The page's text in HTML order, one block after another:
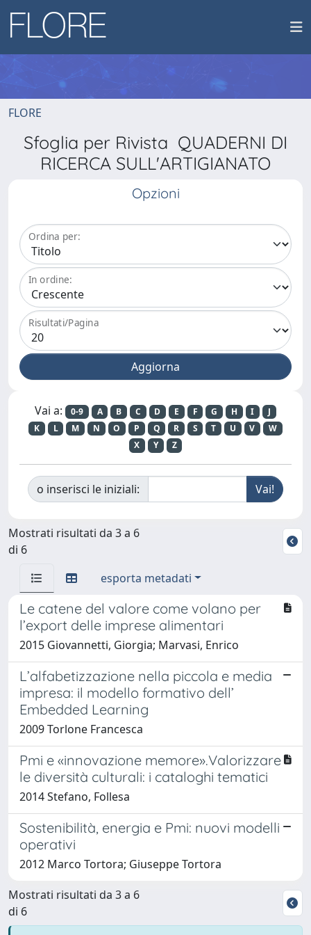
FLORE
Sfoglia per Rivista QUADERNI DI
RICERCA SULL'ARTIGIANATO
Opzioni
Ordina per:
In ordine:
Risultati/Pagina
Vai a: 0-9 A B C D E F G H I
J
K
L M N O P Q R S T U V
W
X
Y Z
o inserisci le iniziali:
Mostrati risultati da 3 a 6
di 6
esporta metadati
Le catene del valore come volano per
l’export delle imprese alimentari
2015 Giovannetti, Giorgia; Marvasi, Enrico
L’alfabetizzazione nella piccola e media
impresa: il modello formativo dell’
Embedded Learning
2009 Torlone Francesca
Pmi e «innovazione memore».Valorizzare
le diversità culturali: i cataloghi tematici
2014 Stefano, Follesa
Sostenibilità, energia e Pmi: nuovi modelli
operativi
2012 Marco Tortora; Giuseppe Tortora
Mostrati risultati da 3 a 6
di 6